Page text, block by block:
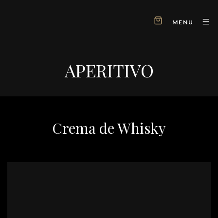
MENU
APERITIVO
Crema de Whisky